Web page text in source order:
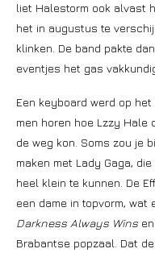
liet Halestorm ook alvast
het in augustus te
klinken. De band pakte
eventjes het gas
Een keyboard werd op
men horen hoe Lzzy Hale
de weg kon. Soms zou je
maken met Lady Gaga,
heel klein te kunnen. De
een dame in topvorm, wat
Darkness Always Wins en
Brabantse popzaal. Dat